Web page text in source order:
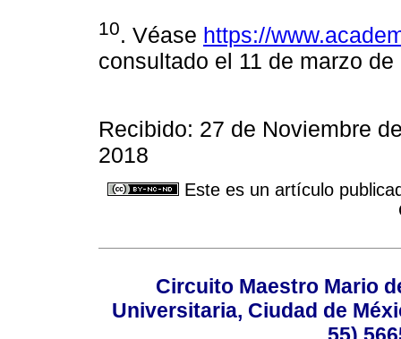
10. Véase https://
consultado el 11 de marzo de
Recibido: 27 de Noviembre
2018
Este es un artículo
Circuito Maestro Mario
Universitaria, Ciudad de